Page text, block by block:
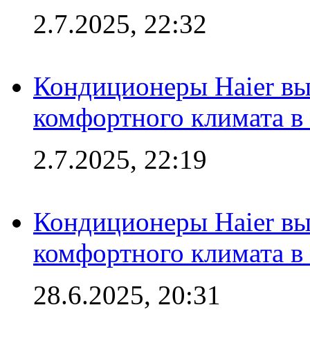
2.7.2025, 22:32
Кондиционеры Haier
комфортного климата
2.7.2025, 22:19
Кондиционеры Haier
комфортного климата
28.6.2025, 20:31